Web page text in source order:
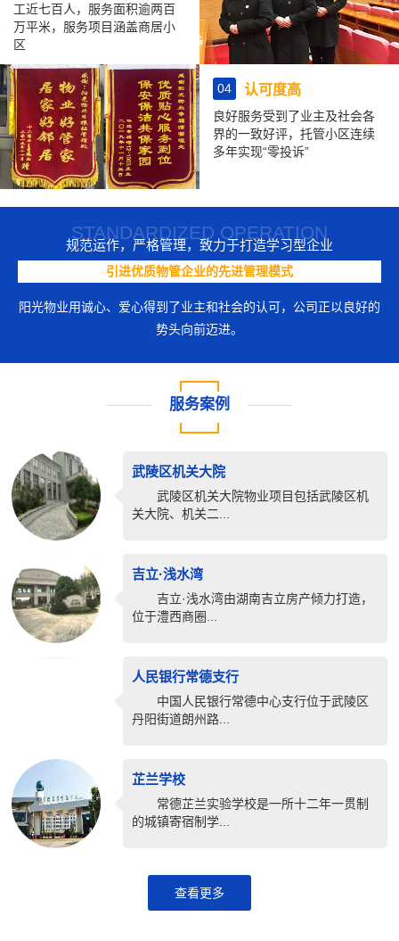
工近七百人，服务面积逾两百
万平米，服务项目涵盖商居小
区
04 认可度高
良好服务受到了业主及社会各
界的一致好评，托管小区连续
多年实现“零投诉”
规范运作，严格管理，致力于打造学习型企业
引进优质物管企业的先进管理模式
阳光物业用诚心、爱心得到了业主和社会的认可，公司正以良好的
势头向前迈进。
STANDARDIZED OPERATION
服务案例
武陵区机关大院
武陵区机关大院物业项目包括武陵区机
关大院、机关二...
吉立·浅水湾
吉立·浅水湾由湖南吉立房产倾力打造，
位于澧西商圈...
人民银行常德支行
中国人民银行常德中心支行位于武陵区
丹阳街道朗州路...
芷兰学校
常德芷兰实验学校是一所十二年一贯制
的城镇寄宿制学...
查看更多